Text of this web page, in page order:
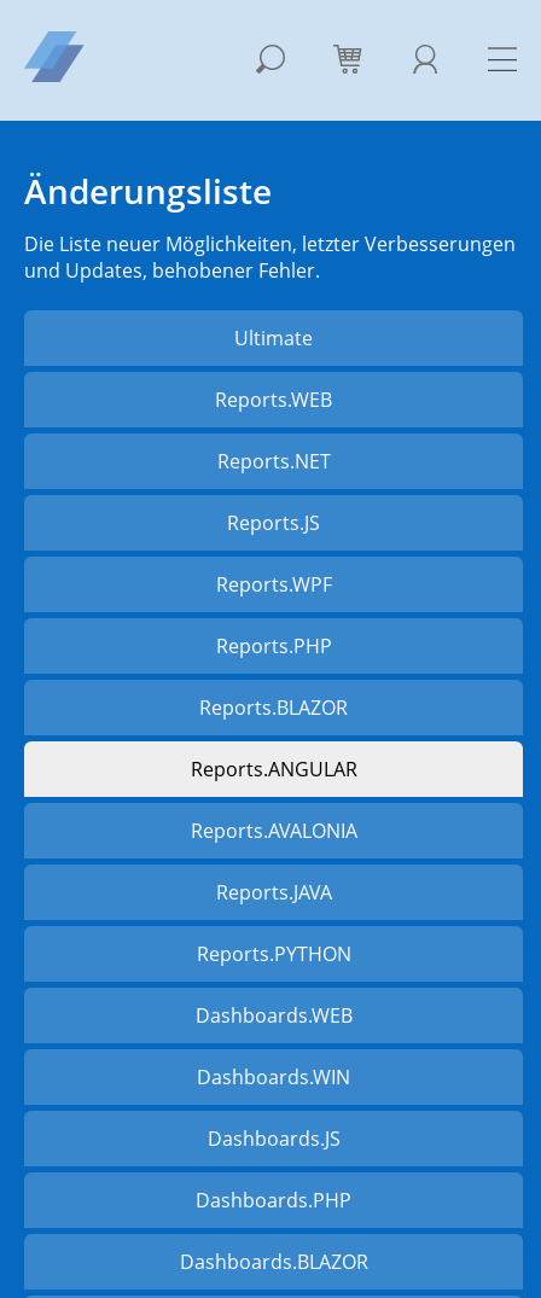
Änderungsliste
Die Liste neuer Möglichkeiten, letzter Verbesserungen
und Updates, behobener Fehler.
Ultimate
Reports.WEB
Reports.NET
Reports.JS
Reports.WPF
Reports.PHP
Reports.BLAZOR
Reports.ANGULAR
Reports.AVALONIA
Reports.JAVA
Reports.PYTHON
Dashboards.WEB
Dashboards.WIN
Dashboards.JS
Dashboards.PHP
Dashboards.BLAZOR